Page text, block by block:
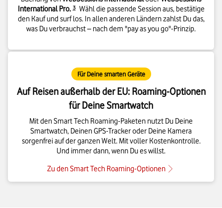
International Pro. 3Details zur Fußnote
Wähl die passende Session aus, bestätige
den Kauf und surf los. In allen anderen Ländern zahlst Du das,
was Du verbrauchst – nach dem "pay as you go"-Prinzip.
Für Deine smarten Geräte
Auf Reisen außerhalb der EU: Roaming-Optionen
für Deine Smartwatch
Mit den Smart Tech Roaming-Paketen nutzt Du Deine
Smartwatch, Deinen GPS-Tracker oder Deine Kamera
sorgenfrei auf der ganzen Welt. Mit voller Kostenkontrolle.
Und immer dann, wenn Du es willst.
Zu den Smart Tech Roaming-Optionen